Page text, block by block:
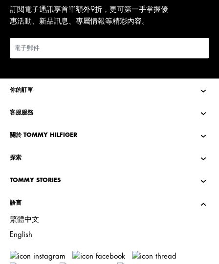
訂閱電子通訊享首單額外9折，更可第一手掌握優
惠活動、新品訊息、專屬情報等精彩內容。
你的訂單
客服服務
關於 TOMMY HILFIGER
探索
TOMMY STORIES
語言
繁體中文
English